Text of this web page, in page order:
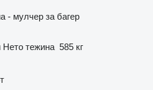
- мулчер за багер
Нето тежина 585 кг